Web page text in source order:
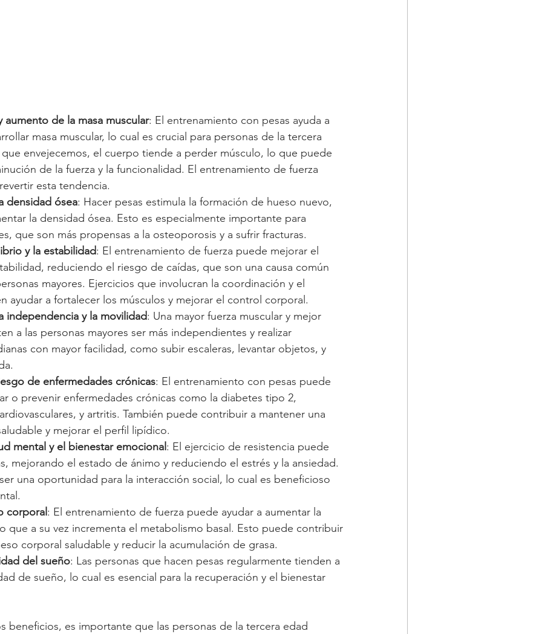
aumento de la masa muscular: El entrenamiento con pesas ayuda a
masa muscular, lo cual es crucial para personas de la tercera
envejecemos, el cuerpo tiende a perder músculo, lo que puede
de la fuerza y la funcionalidad. El entrenamiento de fuerza
esta tendencia.
densidad ósea: Hacer pesas estimula la formación de hueso nuevo,
la densidad ósea. Esto es especialmente importante para
que son más propensas a la osteoporosis y a sufrir fracturas.
y la estabilidad: El entrenamiento de fuerza puede mejorar el
reduciendo el riesgo de caídas, que son una causa común
mayores. Ejercicios que involucran la coordinación y el
ayudar a fortalecer los músculos y mejorar el control corporal.
independencia y la movilidad: Una mayor fuerza muscular y mejor
a las personas mayores ser más independientes y realizar
con mayor facilidad, como subir escaleras, levantar objetos, y
de enfermedades crónicas: El entrenamiento con pesas puede
o prevenir enfermedades crónicas como la diabetes tipo 2,
y artritis. También puede contribuir a mantener una
y mejorar el perfil lipídico.
mental y el bienestar emocional : El ejercicio de resistencia puede
mejorando el estado de ánimo y reduciendo el estrés y la ansiedad.
una oportunidad para la interacción social, lo cual es beneficioso
corporal : El entrenamiento de fuerza puede ayudar a aumentar la
que a su vez incrementa el metabolismo basal. Esto puede contribuir
corporal saludable y reducir la acumulación de grasa.
del sueño: Las personas que hacen pesas regularmente tienden a
de sueño, lo cual es esencial para la recuperación y el bienestar
beneficios, es importante que las personas de la tercera edad